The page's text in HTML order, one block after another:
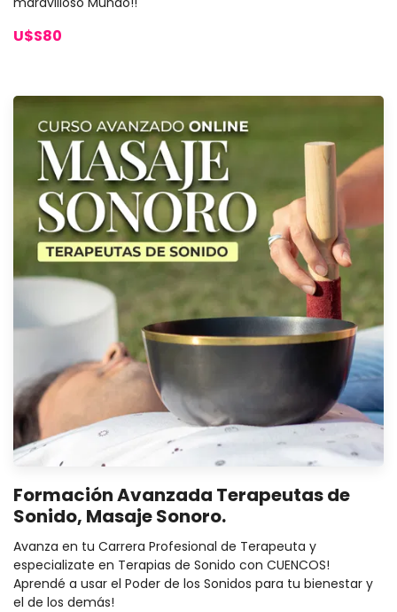
U$S80
Formación Avanzada Terapeutas de
Sonido, Masaje Sonoro.
Avanza en tu Carrera Profesional de Terapeuta y
especializate en Terapias de Sonido con CUENCOS!
Aprendé a usar el Poder de los Sonidos para tu bienestar y
el de los demás!